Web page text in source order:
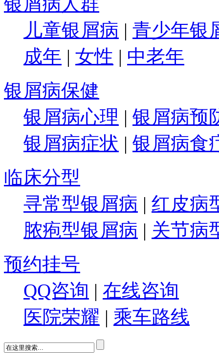
儿童银屑病 | 青少年银
成年 | 女性 | 中老年
银屑病保健
银屑病心理 | 银屑病预
银屑病症状 | 银屑病食
临床分型
寻常型银屑病 | 红皮病
脓疱型银屑病 | 关节病
预约挂号
QQ咨询 | 在线咨询
医院荣耀 | 乘车路线